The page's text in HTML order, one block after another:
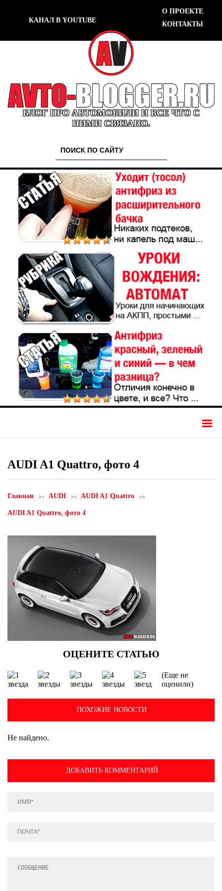
КАНАЛ В YOUTUBE
О ПРОЕКТЕ
КОНТАКТЫ
БЛОГ ПРО АВТОМОБИЛИ И ВСЕ ЧТО С
НИМИ СВЯЗАНО.
AUDI A1 Quattro, фото 4
Главная AUDI AUDI A1 Quattro
AUDI A1 Quattro, фото 4
(Еще не
оценили)
ПОХОЖИЕ НОВОСТИ
Не найдено.
ДОБАВИТЬ КОММЕНТАРИЙ